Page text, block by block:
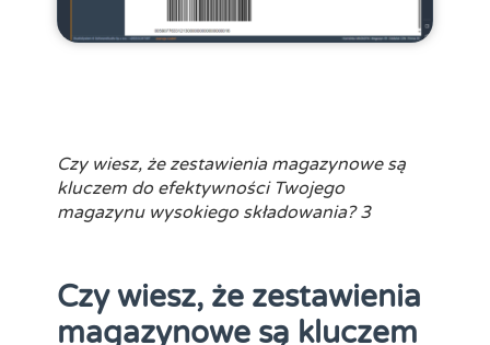
Czy wiesz, że zestawienia magazynowe są
kluczem do efektywności Twojego
magazynu wysokiego składowania? 3
Czy wiesz, że zestawienia
magazynowe są kluczem